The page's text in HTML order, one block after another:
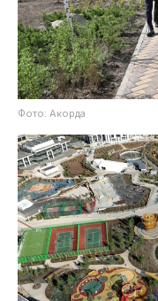
Фото: Акорда